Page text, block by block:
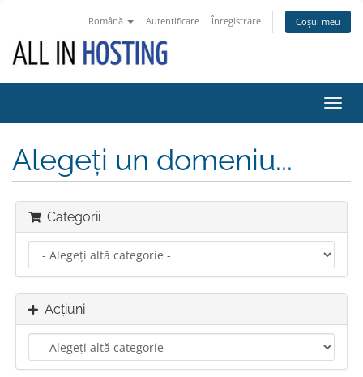
Română Autentificare Înregistrare Coșul meu
Alegeți un domeniu...
Categorii
Acțiuni